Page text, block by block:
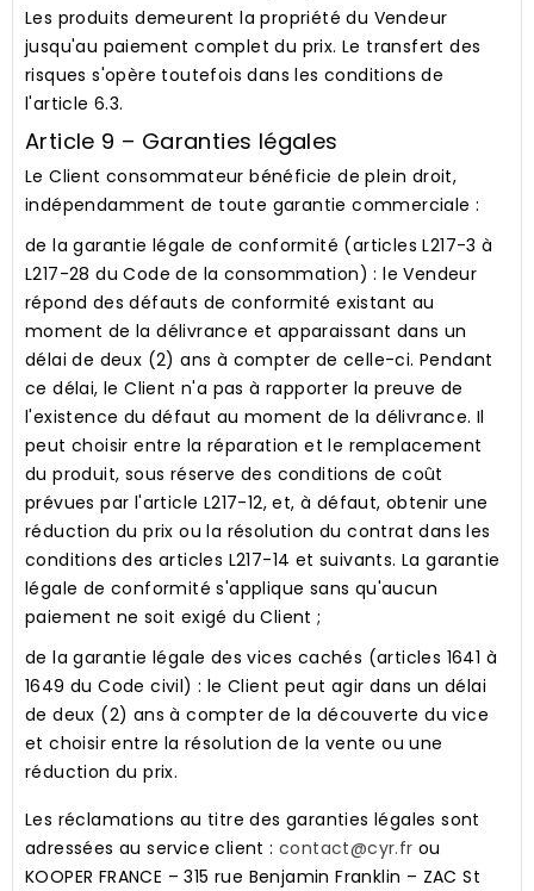
Les produits demeurent la propriété du Vendeur
jusqu'au paiement complet du prix. Le transfert des
risques s'opère toutefois dans les conditions de
l'article 6.3.
Article 9 – Garanties légales
Le Client consommateur bénéficie de plein droit,
indépendamment de toute garantie commerciale :
de la garantie légale de conformité (articles L217-3 à
L217-28 du Code de la consommation) : le Vendeur
répond des défauts de conformité existant au
moment de la délivrance et apparaissant dans un
délai de deux (2) ans à compter de celle-ci. Pendant
ce délai, le Client n'a pas à rapporter la preuve de
l'existence du défaut au moment de la délivrance. Il
peut choisir entre la réparation et le remplacement
du produit, sous réserve des conditions de coût
prévues par l'article L217-12, et, à défaut, obtenir une
réduction du prix ou la résolution du contrat dans les
conditions des articles L217-14 et suivants. La garantie
légale de conformité s'applique sans qu'aucun
paiement ne soit exigé du Client ;
de la garantie légale des vices cachés (articles 1641 à
1649 du Code civil) : le Client peut agir dans un délai
de deux (2) ans à compter de la découverte du vice
et choisir entre la résolution de la vente ou une
réduction du prix.
Les réclamations au titre des garanties légales sont
adressées au service client : contact@cyr.fr ou
KOOPER FRANCE – 315 rue Benjamin Franklin – ZAC St